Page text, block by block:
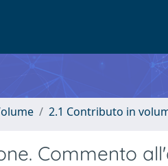
2.1 Contributo in
Commento